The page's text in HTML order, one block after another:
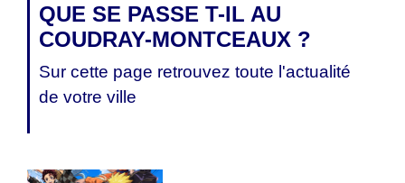
QUE SE PASSE T-IL AU
COUDRAY-MONTCEAUX ?
Sur cette page retrouvez toute l'actualité
de votre ville